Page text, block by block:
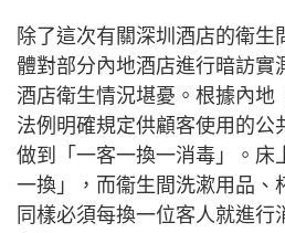
除了這次有關深圳酒店的衛生
體對部分內地酒店進行暗訪實
酒店衛生情況堪憂。根據內地
法例明確規定供顧客使用的公
做到「一客一換一消毒」。床
一換」，而衞生間洗漱用品、
同樣必須每換一位客人就進行